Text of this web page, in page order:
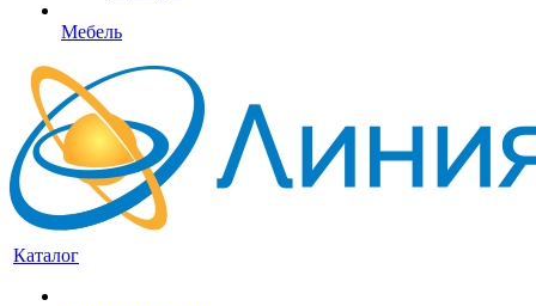
Мебель
Каталог